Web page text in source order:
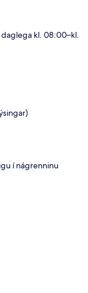
kl. 08:00–kl.
í nágrenninu